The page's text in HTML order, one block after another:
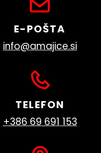
E-POŠTA
info@amajice.si
TELEFON
+386 69 691 153